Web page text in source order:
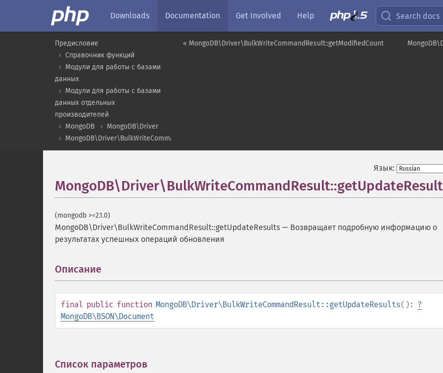
Downloads Documentation Get Involved Help Search docs
« MongoDB\Driver\BulkWriteCommandResult::getModifiedCount
Предисловие
Справочник функций
Модули для работы с базами
данных
Модули для работы с базами
данных отдельных
производителей
MongoDB
MongoDB\Driver
MongoDB\Driver\BulkWriteCommandResult
Язык:
(mongodb >=2.1.0)
MongoDB\Driver\BulkWriteCommandResult::getUpdateResults — Возвращает подробную информацию о
результатах успешных операций обновления
Описание
final public function MongoDB\Driver\BulkWriteCommandResult::getUpdateResults(): ?
MongoDB\BSON\Document
Список параметров